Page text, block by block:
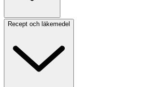
Recept och läkemedel